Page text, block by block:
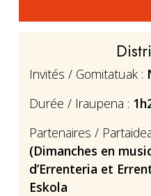
Invités / Gomitatuak :
Durée / Iraupena :
Partenaires /
(Dimanches en
d’Errenteria et
Eskola